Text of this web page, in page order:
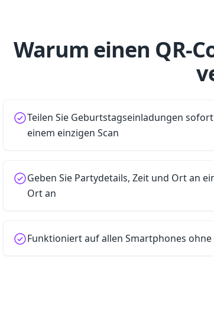
Warum einen QR-
Teilen Sie Geburtstagseinladungen
einem einzigen Scan
Geben Sie Partydetails, Zeit und Ort an
Ort an
Funktioniert auf allen Smartphones ohne